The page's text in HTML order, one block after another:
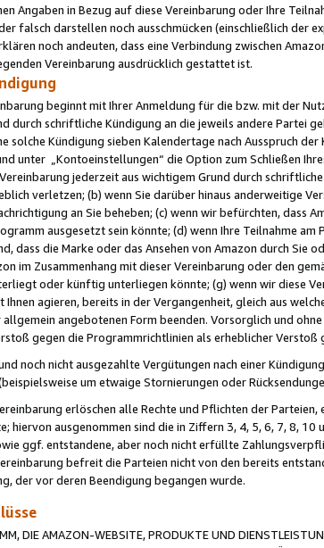
Angaben in Bezug auf diese Vereinbarung oder Ihre
falsch darstellen noch ausschmücken (einschließlich
noch andeuten, dass eine Verbindung zwischen
Vereinbarung ausdrücklich gestattet ist.
beginnt mit Ihrer Anmeldung für die bzw. mit der
durch schriftliche Kündigung an die jeweils andere Partei
solche Kündigung sieben Kalendertage nach Ausspruch
unter „Kontoeinstellungen“ die Option zum Schließen
jederzeit aus wichtigem Grund durch
verletzen; (b) wenn Sie darüber hinaus anderweitige
an Sie beheben; (c) wenn wir befürchten,
ausgesetzt sein könnte; (d) wenn Ihre Teilnahme
dass die Marke oder das Ansehen von Amazon durch
im Zusammenhang mit dieser Vereinbarung oder den
oder künftig unterliegen könnte; (g) wenn wir diese
Ihnen agieren, bereits in der Vergangenheit, gleich aus
angebotenen Form beenden. Vorsorglich und
gegen die Programmrichtlinien als erheblicher Verstoß
noch nicht ausgezahlte Vergütungen nach einer
um etwaige Stornierungen oder
erlöschen alle Rechte und Pflichten der
hiervon ausgenommen sind die in Ziffern 3, 4, 5, 6, 7, 8,
ggf. entstandene, aber noch nicht erfüllte
befreit die Parteien nicht von den bereits
der vor deren Beendigung begangen wurde.
DIE AMAZON-WEBSITE, PRODUKTE UND